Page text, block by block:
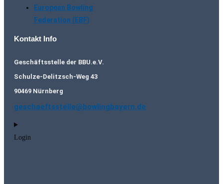
European Bowling
Federation (EBF)
Kontakt Info
Geschäftsstelle der BBU.e.V.
Schulze-Delitzsch-Weg 43
90469 Nürnberg
geschaeftsstelle@bowlingbayern.de
Login